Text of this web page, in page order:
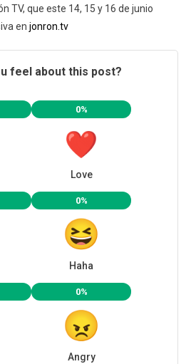
TV, que este 14, 15 y 16 de junio
en jonron.tv
feel about this post?
0%
Love
0%
Haha
0%
Angry